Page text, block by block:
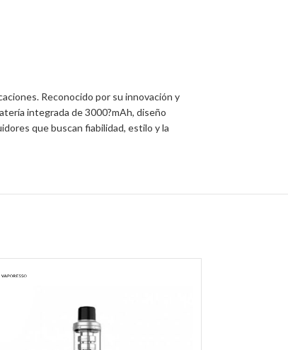
Reconocido por su innovación y
integrada de 3000?mAh, diseño
que buscan fiabilidad, estilo y la